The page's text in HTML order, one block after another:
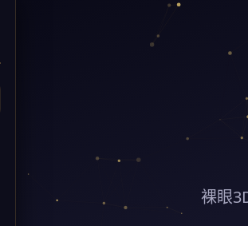
裸眼